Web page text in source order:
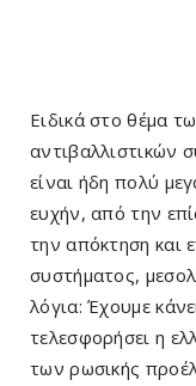
Ειδικά στο θέμα
αντιβαλλιστικών
είναι ήδη πολύ
ευχήν, από την
την απόκτηση και
συστήματος,
λόγια: Έχουμε
τελεσφορήσει η
των ρωσικής